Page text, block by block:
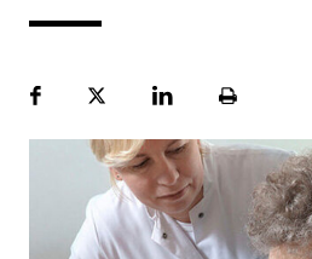
FacebookPlattformLinekdInSeite